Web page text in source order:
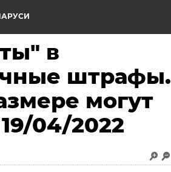
в
штрафы.
могут
04/2022